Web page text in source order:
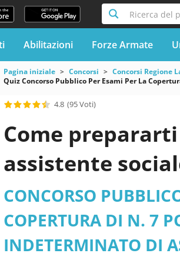
Ricerca del
Abilitazioni Forze Armate
Pagina iniziale Concorsi
Concorsi Regione
Quiz Concorso Pubblico Per Esami Per La
4.8 (95 Voti)
Come
assistente
CONCORSO
COPERTURA DI N. 7
INDETERMINATO DI